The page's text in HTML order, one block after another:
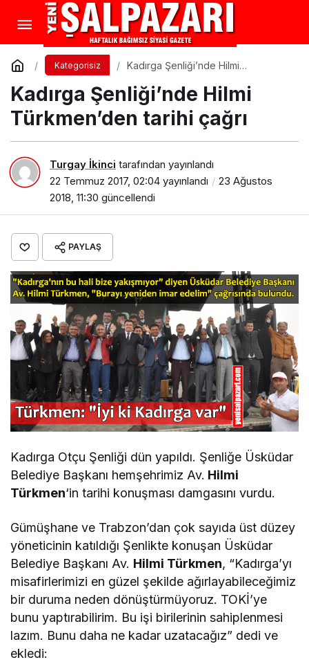
Kategorisiz
Kadırga Şenliği’nde Hilmi
Kadırga Şenliği’nde Hilmi
Türkmen’den tarihi çağrı
Turgay İkinci tarafından yayınlandı
22 Temmuz 2017, 02:04 yayınlandı
23 Ağustos
2018, 11:30 güncellendi
PAYLAŞ
Kadırga Otçu Şenliği dün yapıldı. Şenliğe Üsküdar
Belediye Başkanı hemşehrimiz Av. Hilmi
Türkmen‘in tarihi konuşması damgasını vurdu.
Gümüşhane ve Trabzon’dan çok sayıda üst düzey
yöneticinin katıldığı Şenlikte konuşan Üsküdar
Belediye Başkanı Av. Hilmi Türkmen, “Kadırga’yı
misafirlerimizi en güzel şekilde ağırlayabileceğimiz
bir duruma neden dönüştürmüyoruz. TOKİ’ye
bunu yaptırabilirim. Bu işi birilerinin sahiplenmesi
lazım. Bunu daha ne kadar uzatacağız” dedi ve
ekledi: